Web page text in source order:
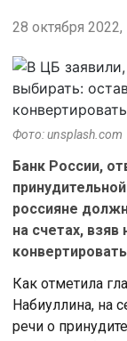
28 октября 2022,
Фото: unsplash.com
Банк России,
россияне
на счетах,
Как отметила
Набиуллина, на
речи о